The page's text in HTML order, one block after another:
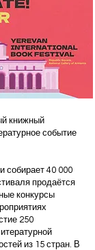
книжный
событие
собирает 40 000
продаётся
конкурсы
250
из 15 стран. В